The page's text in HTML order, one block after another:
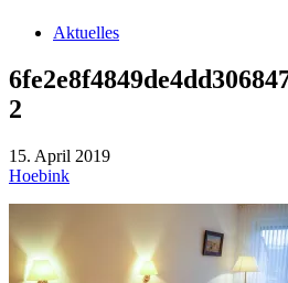
Aktuelles
2
15. April 2019
Hoebink